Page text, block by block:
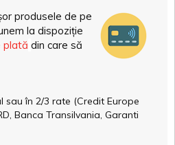
produsele de pe
la dispoziție
plată din care să
sau în 2/3 rate (Credit Europe
Banca Transilvania, Garanti